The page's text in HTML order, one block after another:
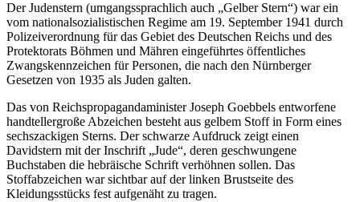
Der Judenstern (umgangssprachlich auch Gelber Stern ) war ein
vom nationalsozialistischen Regime am 19. September 1941 durch
Polizeiverordnung für das Gebiet des Deutschen Reichs und des
Protektorats Böhmen und Mähren eingeführtes öffentliches
Zwangskennzeichen für Personen, die nach den Nürnberger
Gesetzen von 1935 als Juden galten.
Das von Reichspropagandaminister Joseph Goebbels entworfene
handtellergroße Abzeichen besteht aus gelbem Stoff in Form eines
sechszackigen Sterns. Der schwarze Aufdruck zeigt einen
Davidstern mit der Inschrift
Jude , deren geschwungene
Buchstaben die hebräische Schrift verhöhnen sollen. Das
Stoffabzeichen war sichtbar auf der linken Brustseite des
Kleidungsstücks fest aufgenäht zu tragen.